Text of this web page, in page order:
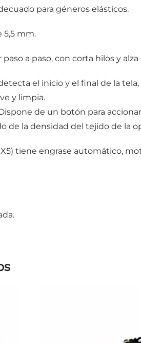
para géneros elásticos.
5,5 mm.
a paso, con corta hilos y alza
el inicio y el final de la
y limpia.
de un botón para
de la densidad del tejido de la
tiene engrase automático,